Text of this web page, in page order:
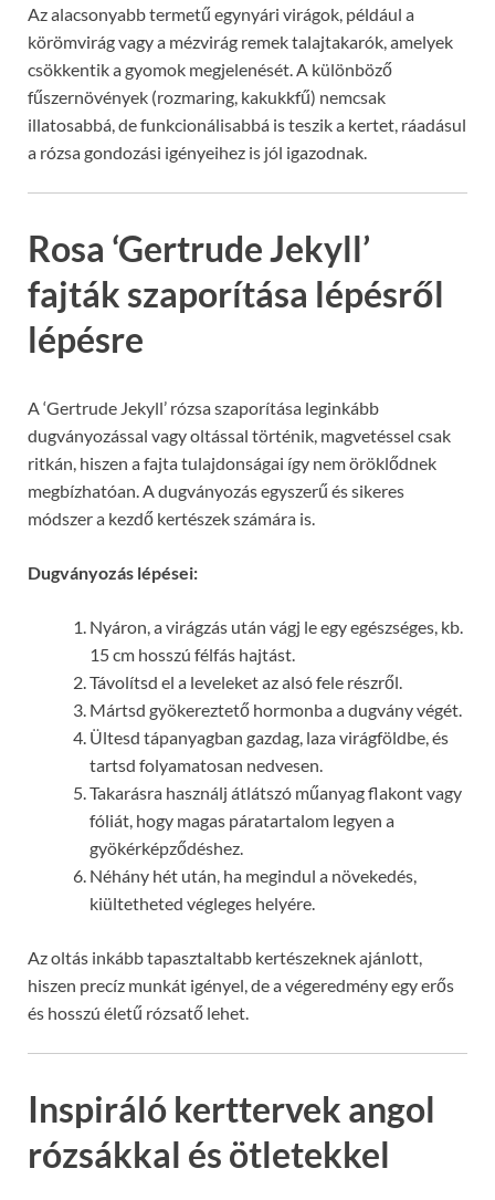
Az alacsonyabb termetű egynyári virágok, például a
körömvirág vagy a mézvirág remek talajtakarók, amelyek
csökkentik a gyomok megjelenését. A különböző
fűszernövények (rozmaring, kakukkfű) nemcsak
illatosabbá, de funkcionálisabbá is teszik a kertet, ráadásul
a rózsa gondozási igényeihez is jól igazodnak.
Rosa ‘Gertrude Jekyll’
fajták szaporítása lépésről
lépésre
A ‘Gertrude Jekyll’ rózsa szaporítása leginkább
dugványozással vagy oltással történik, magvetéssel csak
ritkán, hiszen a fajta tulajdonságai így nem öröklődnek
megbízhatóan. A dugványozás egyszerű és sikeres
módszer a kezdő kertészek számára is.
Dugványozás lépései:
Nyáron, a virágzás után vágj le egy egészséges, kb.
15 cm hosszú félfás hajtást.
Távolítsd el a leveleket az alsó fele részről.
Mártsd gyökereztető hormonba a dugvány végét.
Ültesd tápanyagban gazdag, laza virágföldbe, és
tartsd folyamatosan nedvesen.
Takarásra használj átlátszó műanyag flakont vagy
fóliát, hogy magas páratartalom legyen a
gyökérképződéshez.
Néhány hét után, ha megindul a növekedés,
kiültetheted végleges helyére.
Az oltás inkább tapasztaltabb kertészeknek ajánlott,
hiszen precíz munkát igényel, de a végeredmény egy erős
és hosszú életű rózsatő lehet.
Inspiráló kerttervek angol
rózsákkal és ötletekkel